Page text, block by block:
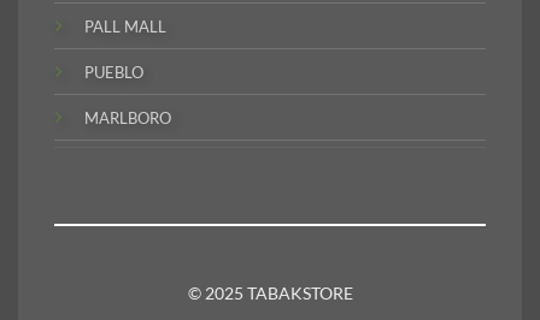
PALL MALL
PUEBLO
MARLBORO
© 2025 TABAKSTORE